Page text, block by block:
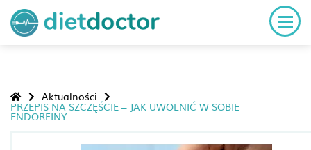
Aktualności
PRZEPIS NA SZCZĘŚCIE – JAK UWOLNIĆ W SOBIE
ENDORFINY